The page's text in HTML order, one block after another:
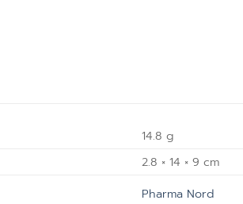
14.8 g
2.8 × 14 × 9 cm
Pharma Nord